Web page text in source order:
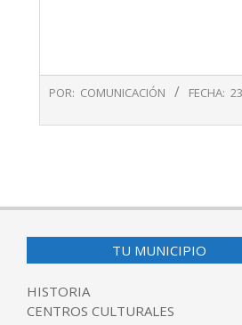
08-
23
POR: COMUNICACIÓN FECHA:
TU MUNICIPIO
HISTORIA
CENTROS CULTURALES